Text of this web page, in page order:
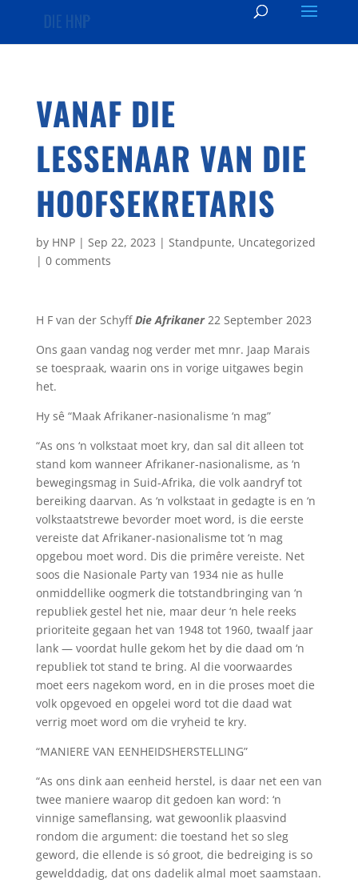
VANAF DIE
LESSENAAR VAN DIE
HOOFSEKRETARIS
by HNP| Sep 22, 2023 | Standpunte, Uncategorized
| 0 comments
H F van der SchyffDie Afrikaner22 September 2023
Ons gaan vandag nog verder met mnr. Jaap Marais
se toespraak, waarin ons in vorige uitgawes begin
het.
Hy sê “Maak Afrikaner-nasionalisme ‘n mag”
“As ons ‘n volkstaat moet kry, dan sal dit alleen tot
stand kom wanneer Afrikaner-nasionalisme, as ‘n
bewegingsmag in Suid-Afrika, die volk aandryf tot
bereiking daarvan. As ‘n volkstaat in gedagte is en ‘n
volkstaatstrewe bevorder moet word, is die eerste
vereiste dat Afrikaner-nasionalisme tot ‘n mag
opgebou moet word. Dis die primêre vereiste. Net
soos die Nasionale Party van 1934 nie as hulle
onmiddellike oogmerk die totstandbringing van ‘n
republiek gestel het nie, maar deur ‘n hele reeks
prioriteite gegaan het van 1948 tot 1960, twaalf jaar
lank — voordat hulle gekom het by die daad om ‘n
republiek tot stand te bring. Al die voorwaardes
moet eers nagekom word, en in die proses moet die
volk opgevoed en opgelei word tot die daad wat
verrig moet word om die vryheid te kry.
“MANIERE VAN EENHEIDSHERSTELLING”
“As ons dink aan eenheid herstel, is daar net een van
twee maniere waarop dit gedoen kan word: ‘n
vinnige sameflansing, wat gewoonlik plaasvind
rondom die argument: die toestand het so sleg
geword, die ellende is só groot, die bedreiging is so
gewelddadig, dat ons dadelik almal moet saamstaan.